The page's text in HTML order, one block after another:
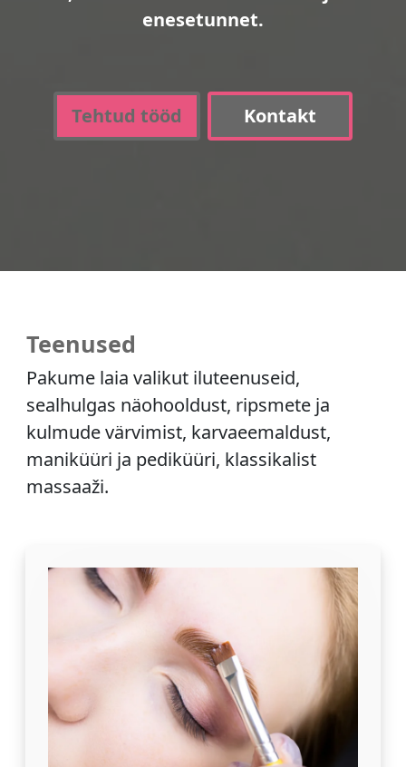
enesetunnet.
Tehtud tööd Kontakt
Teenused
Pakume laia valikut iluteenuseid,
sealhulgas näohooldust, ripsmete ja
kulmude värvimist, karvaeemaldust,
maniküüri ja pediküüri, klassikalist
massaaži.